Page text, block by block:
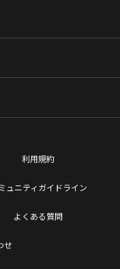
利用規約
ュニティガイドライン
よくある質問
せ